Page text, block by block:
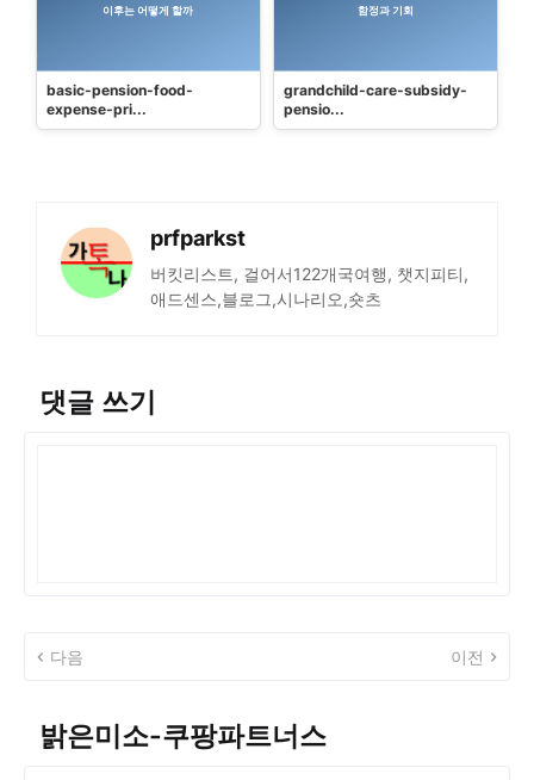
basic-pension-food-
expense-pri...
grandchild-care-subsidy-
pensio...
prfparkst
버킷리스트, 걸어서122개국여행, 챗지피티,
애드센스,블로그,시나리오,숏츠
댓글 쓰기
다음 이전
밝은미소-쿠팡파트너스